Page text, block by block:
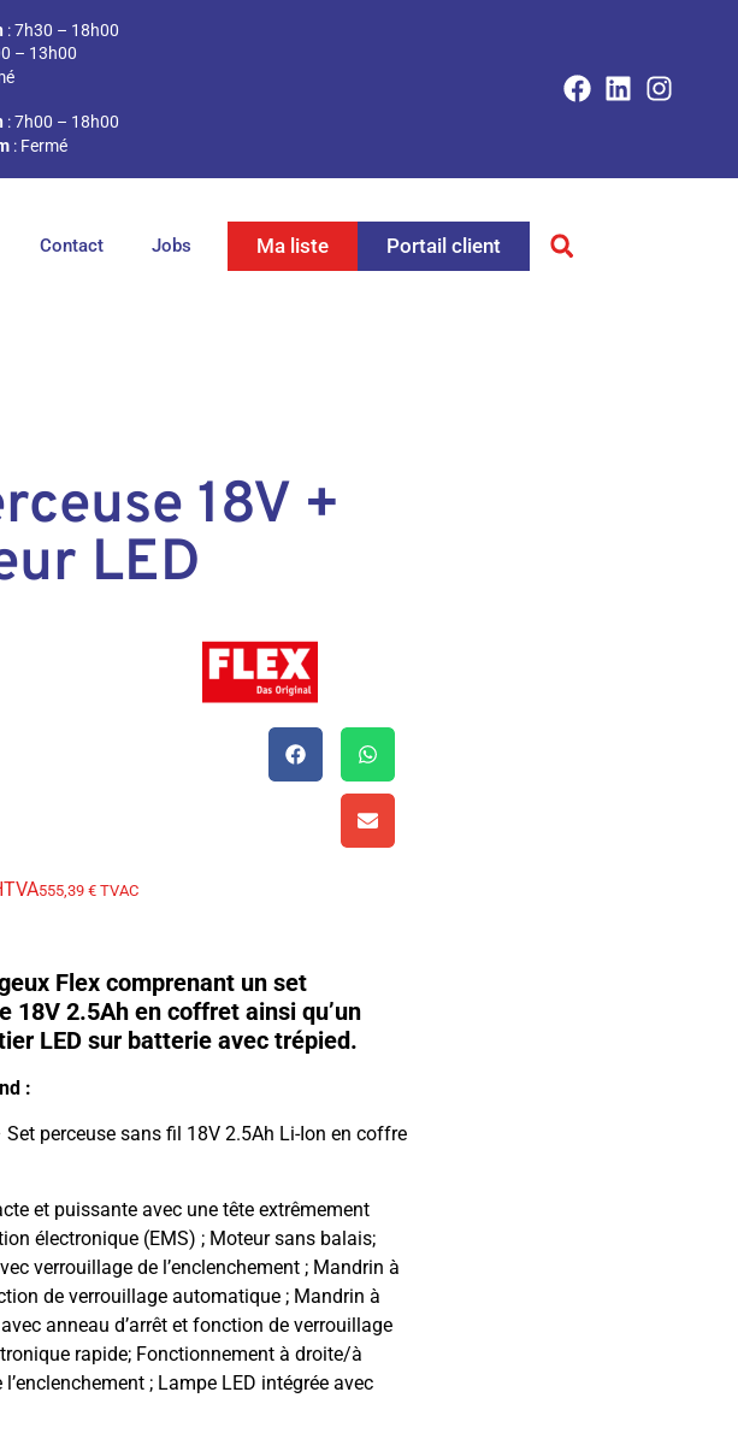
: 7h30 – 18h00
– 13h00
: 7h00 – 18h00
: Fermé
Contact Jobs Ma liste Portail client
18V +
LED
555,39 € TVAC
Flex comprenant un set
18V 2.5Ah en coffret ainsi qu’un
LED sur batterie avec trépied.
:
Set perceuse sans fil 18V 2.5Ah Li-Ion en coffre
et puissante avec une tête extrêmement
électronique (EMS) ; Moteur sans balais;
verrouillage de l’enclenchement ; Mandrin à
de verrouillage automatique ; Mandrin à
anneau d’arrêt et fonction de verrouillage
rapide; Fonctionnement à droite/à
; Lampe LED intégrée avec